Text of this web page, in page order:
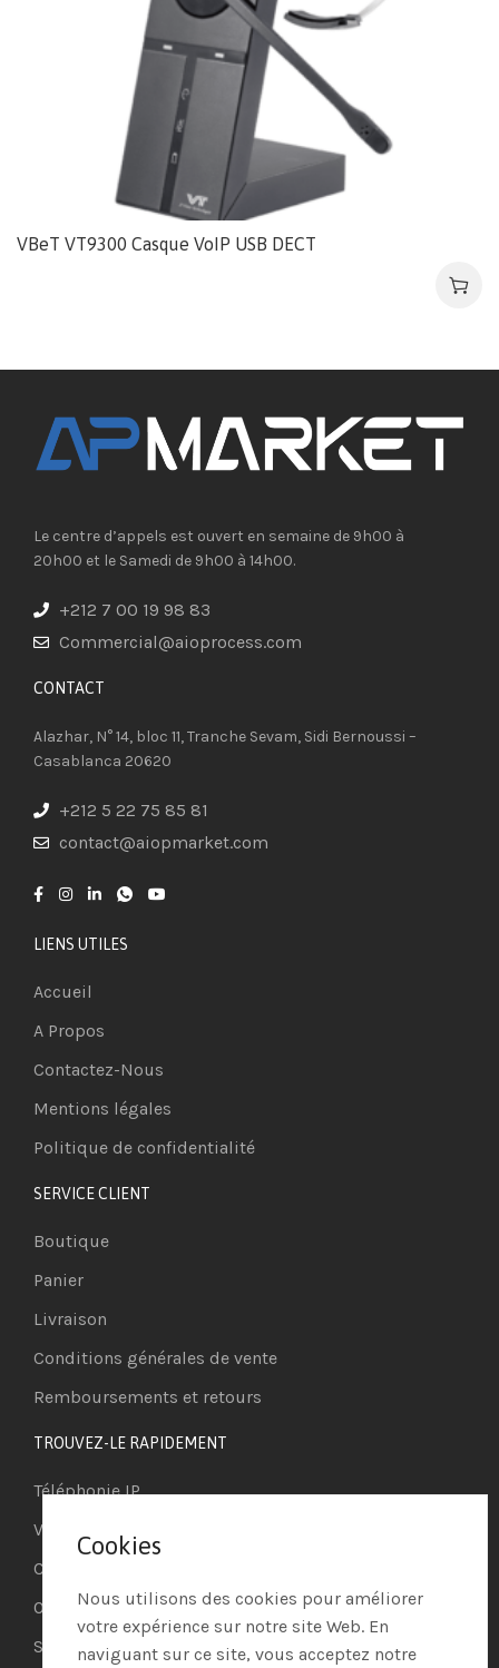
VBeT VT9300 Casque VoIP USB DECT
Le centre d’appels est ouvert en semaine de 9h00 à
20h00 et le Samedi de 9h00 à 14h00.
+212 7 00 19 98 83
Commercial@aioprocess.com
CONTACT​
Alazhar, N° 14, bloc 11, Tranche Sevam, Sidi Bernoussi –
Casablanca 20620
+212 5 22 75 85 81
contact@aiopmarket.com
LIENS UTILES
Accueil
A Propos
Contactez-Nous
Mentions légales
Politique de confidentialité
SERVICE CLIENT
Boutique
Panier
Livraison
Conditions générales de vente
Remboursements et retours
TROUVEZ-LE RAPIDEMENT
Téléphonie IP
Visioconférence
Casques
Ordinateurs
Systèmes de securité
Cookies
Nous utilisons des cookies pour améliorer
votre expérience sur notre site Web. En
naviguant sur ce site, vous acceptez notre